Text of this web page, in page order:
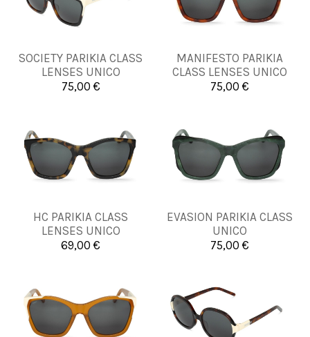
SOCIETY PARIKIA CLASS
LENSES UNICO
75,00 €
UNICA
Añadir al carrito
MANIFESTO PARIKIA
CLASS LENSES UNICO
75,00 €
UNICA
Añadir al carrito
HC PARIKIA CLASS
LENSES UNICO
69,00 €
UNICA
Añadir al carrito
EVASION PARIKIA CLASS
UNICO
75,00 €
UNICA
Añadir al carrito